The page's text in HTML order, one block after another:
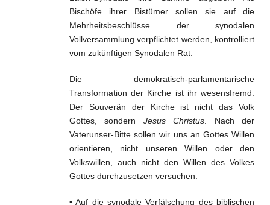
Bischöfe ihrer Bistümer sollen sie auf die
Mehrheitsbeschlüsse der synodalen
Vollversammlung verpflichtet werden, kontrolliert
vom zukünftigen Synodalen Rat.
Die demokratisch-parlamentarische
Transformation der Kirche ist ihr wesensfremd:
Der Souverän der Kirche ist nicht das Volk
Gottes, sondern Jesus Christus . Nach der
Vaterunser-Bitte sollen wir uns an Gottes Willen
orientieren, nicht unseren Willen oder den
Volkswillen, auch nicht den Willen des Volkes
Gottes durchzusetzen versuchen.
• Auf die synodale Verfälschung des biblischen